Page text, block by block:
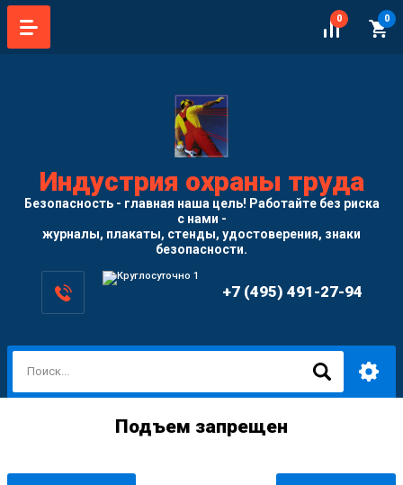
0 0
Индустрия охраны труда
Безопасность - главная наша цель! Работайте без риска
с нами -
журналы, плакаты, стенды, удостоверения, знаки
безопасности.
+7 (495) 491-27-94
Подъем запрещен